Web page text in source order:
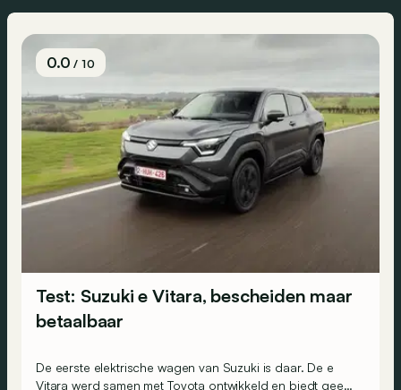
0.0/ 10
Test: Suzuki e Vitara, bescheiden maar
betaalbaar
De eerste elektrische wagen van Suzuki is daar. De e
Vitara werd samen met Toyota ontwikkeld en biedt geen